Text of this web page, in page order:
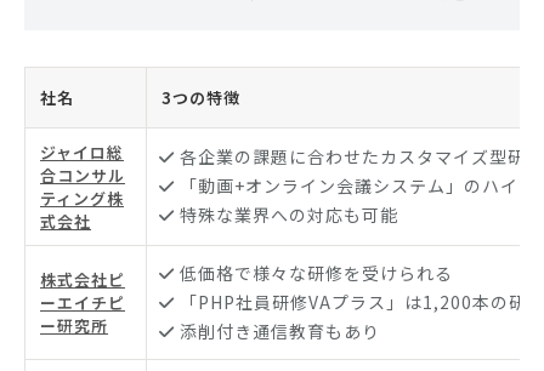
社名 3つの特徴
ジャイロ総
合コンサル
ティング株
式会社
各企業の課題に合わせたカスタマイズ型研修
「動画+オンライン会議システム」のハイ
特殊な業界への対応も可能
株式会社ピ
ーエイチピ
ー研究所
低価格で様々な研修を受けられる
「PHP社員研修VAプラス」は1,200本の研
添削付き通信教育もあり